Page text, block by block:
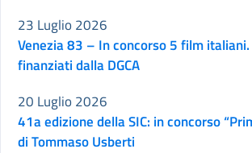
Venezia 83 – In concorso 5 film
finanziati dalla DGCA
23 Luglio 2026
41a edizione della SIC: in concorso
di Tommaso Usberti
20 Luglio 2026